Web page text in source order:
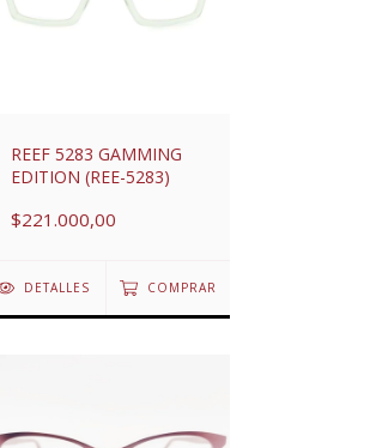
REEF 5283 GAMMING
EDITION (REE-5283)
$221.000,00
DETALLES COMPRAR